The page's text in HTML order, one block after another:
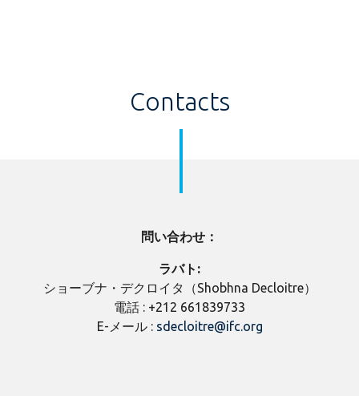
Contacts
問い合わせ：
ラバト :
ショーブナ・デクロイタ（Shobhna Decloitre）
電話 : +212 661839733
E-メール : sdecloitre@ifc.org